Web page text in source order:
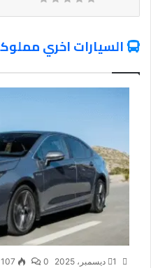
السيارات اخري
1 ديسمبر، 2025 0
107